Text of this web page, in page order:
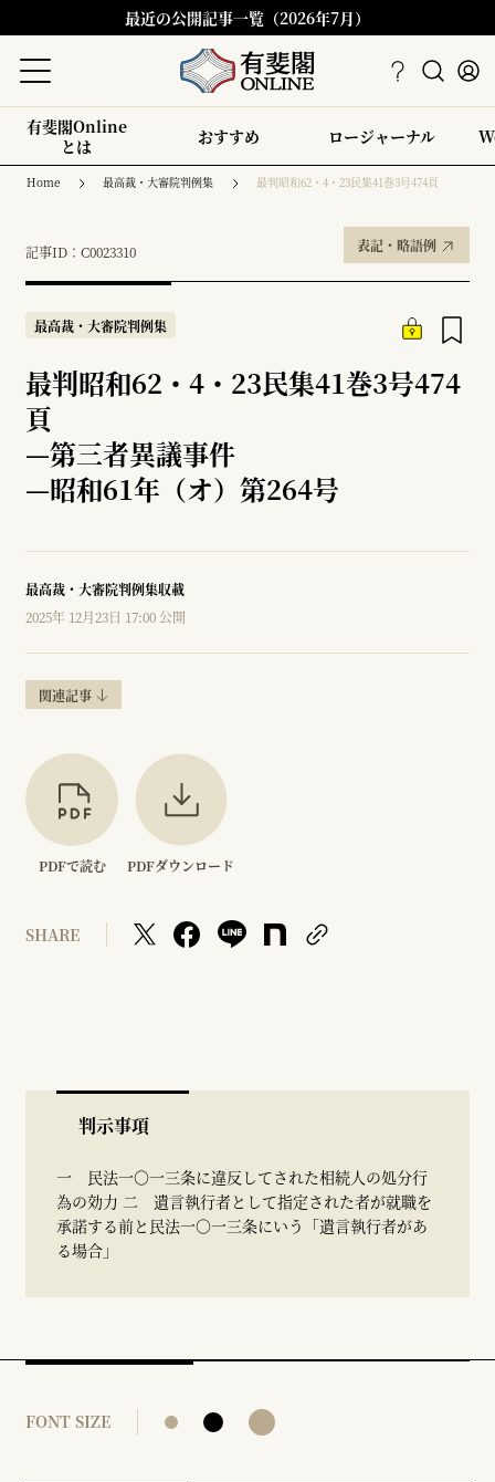
最近の公開記事一覧（2026年7月）
有斐閣Online
とは
おすすめ ロージャーナル
Home 最高裁・大審院判例集 最判昭和62・4・23民集41巻3号474頁
記事ID：C0023310 表記・略語例
最高裁・大審院判例集
最判昭和62・4・23民集41巻3号474
頁
—第三者異議事件
—昭和61年（オ）第264号
最高裁・大審院判例集収載
2025年 12月23日 17:00 公開
関連記事
PDFで読む PDFダウンロード
SHARE
判示事項
一 民法一〇一三条に違反してされた相続人の処分行
為の効力 二 遺言執行者として指定された者が就職を
承諾する前と民法一〇一三条にいう「遺言執行者があ
る場合」
FONT SIZE